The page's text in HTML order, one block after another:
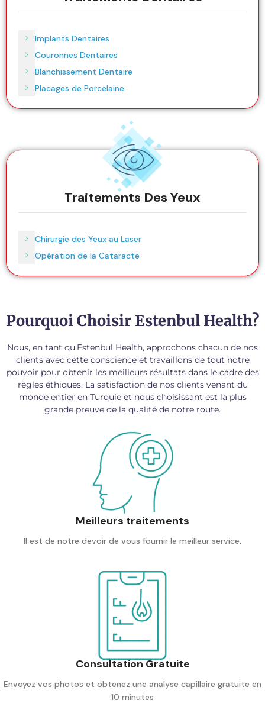
Implants Dentaires
Couronnes Dentaires
Blanchissement Dentaire
Placages de Porcelaine
Traitements Des Yeux
Chirurgie des Yeux au Laser
Opération de la Cataracte
Pourquoi Choisir Estenbul Health?
Nous, en tant qu'Estenbul Health, approchons chacun de nos
clients avec cette conscience et travaillons de tout notre
pouvoir pour obtenir les meilleurs résultats dans le cadre des
règles éthiques. La satisfaction de nos clients venant du
monde entier en Turquie et nous choisissant est la plus
grande preuve de la qualité de notre route.
Meilleurs traitements
Il est de notre devoir de vous fournir le meilleur service.
Consultation Gratuite
Envoyez vos photos et obtenez une analyse capillaire gratuite en
10 minutes